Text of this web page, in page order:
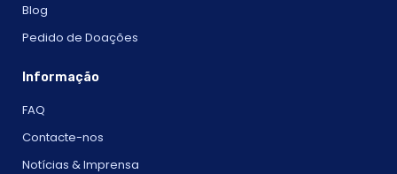
Blog
Pedido de Doações
Informação
FAQ
Contacte-nos
Notícias & Imprensa